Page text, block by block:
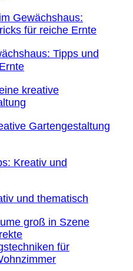
Tipps und
Gartengestaltung
und thematisch